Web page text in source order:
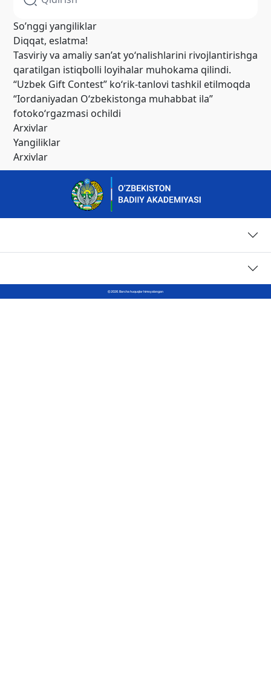
So’nggi yangiliklar
Diqqat, eslatma!
Tasviriy va amaliy san’at yo‘nalishlarini rivojlantirishga
qaratilgan istiqbolli loyihalar muhokama qilindi.
“Uzbek Gift Contest” ko‘rik-tanlovi tashkil etilmoqda
“Iordaniyadan O‘zbekistonga muhabbat ila”
fotoko‘rgazmasi ochildi
Arxivlar
Yangiliklar
Arxivlar
© 2026. Barcha huquqlar himoyalangan